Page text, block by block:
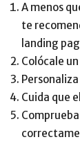
A menos
te
landing
Colócale
Cuida que